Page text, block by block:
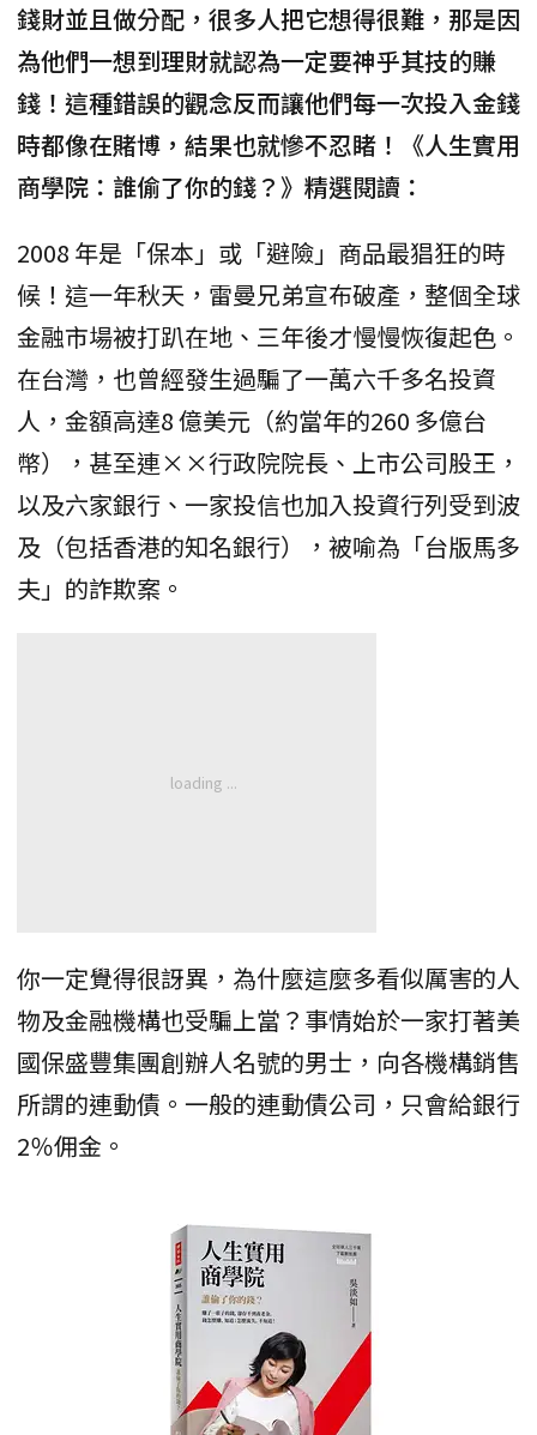
錢財並且做分配，很多人把它想得很難，那是因
為他們一想到理財就認為一定要神乎其技的賺
錢！這種錯誤的觀念反而讓他們每一次投入金錢
時都像在賭博，結果也就慘不忍睹！《人生實用
商學院：誰偷了你的錢？》精選閱讀：
2008 年是「保本」或「避險」商品最猖狂的時
候！這一年秋天，雷曼兄弟宣布破產，整個全球
金融市場被打趴在地、三年後才慢慢恢復起色。
在台灣，也曾經發生過騙了一萬六千多名投資
人，金額高達8 億美元（約當年的260 多億台
幣），甚至連××行政院院長、上市公司股王，
以及六家銀行、一家投信也加入投資行列受到波
及（包括香港的知名銀行），被喻為「台版馬多
夫」的詐欺案。
你一定覺得很訝異，為什麼這麼多看似厲害的人
物及金融機構也受騙上當？事情始於一家打著美
國保盛豐集團創辦人名號的男士，向各機構銷售
所謂的連動債。一般的連動債公司，只會給銀行
2％佣金。